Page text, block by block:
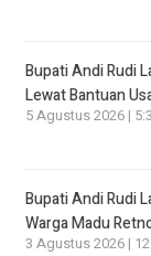
Bupati Andi Rudi
Lewat Bantuan
5 Agustus 2026 |
Bupati Andi Rudi
Warga Madu
3 Agustus 2026 |